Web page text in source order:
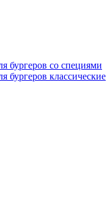
бургеров со специями
бургеров классические